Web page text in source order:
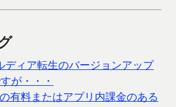
ディア転生のバージョンアップ
が・・・
有料またはアプリ内課金のある